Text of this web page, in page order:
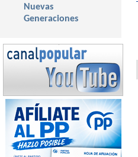
Nuevas
Generaciones